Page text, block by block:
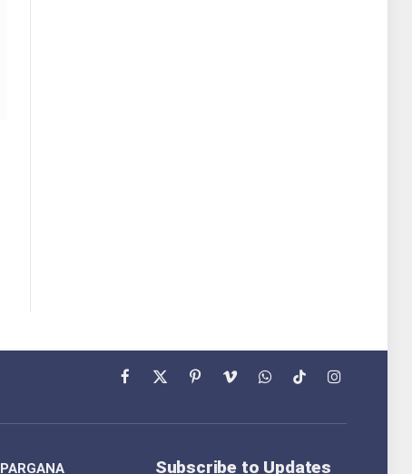
Facebook
X
PinterestVimeoWhatsAppTikTokInstagram
Subscribe to Updates